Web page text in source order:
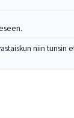
niin tunsin